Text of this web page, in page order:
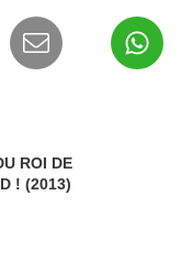
ROI DE
BRUXELLES, JE NE SUIS PAS D'ACCORD ! (2013)